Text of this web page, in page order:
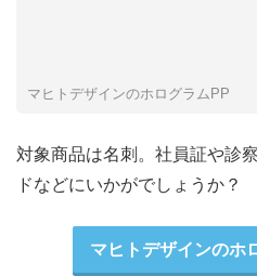
マヒトデザインのホログラムPP
対象商品は名刺。社員証や診
ドなどにいかがでしょうか？
マヒトデザインのホ